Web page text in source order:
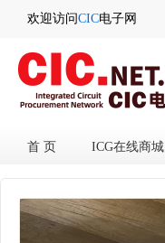
欢迎访问CIC电子网
首 页 ICG在线商城